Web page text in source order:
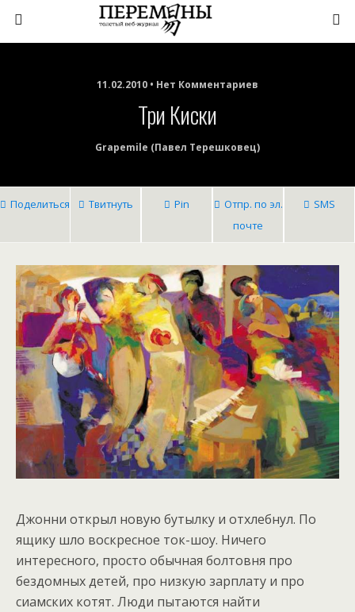
11.02.2010 • Нет Комментариев
Три Киски
Grapemile (Павел Терешковец)
Поделиться Твитнуть Pin
Отпр. по эл.
почте
SMS
Джонни открыл новую бутылку и отхлебнул. По
ящику шло воскресное ток-шоу. Ничего
интересного, просто обычная болтовня про
бездомных детей, про низкую зарплату и про
сиамских котят. Люди пытаются найти